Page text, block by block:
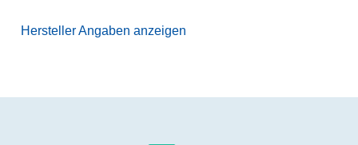
Hersteller Angaben anzeigen